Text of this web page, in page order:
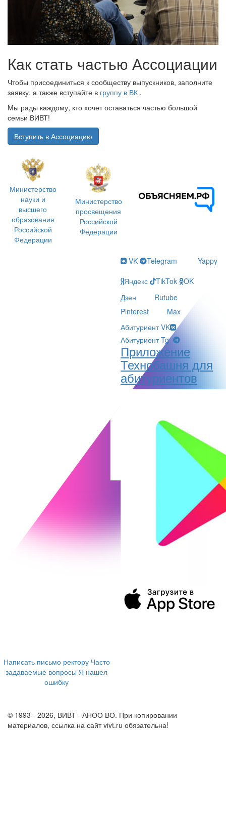
Как стать частью Ассоциации
Чтобы присоединиться к сообществу выпускников, заполните
заявку, а также вступайте в группу в ВК .
Мы рады каждому, кто хочет оставаться частью большой
семьи ВИВТ!
Вступить в Ассоциацию
Министерство
науки и
высшего
образования
Российской
Федерации
Министерство
просвещения
Российской
Федерации
Написать письмо ректору Часто
задаваемые вопросы Я нашел
ошибку
VK Telegram
Yappy
Яндекс
TikTok
OK
Дзен
Rutube
Pinterest
Max
Абитуриент VK
Абитуриент Tg
Приложение
Технобашня для
абитуриентов
© 1993 - 2026, ВИВТ - АНОО ВО. При копировании
материалов, ссылка на сайт vivt.ru обязательна!